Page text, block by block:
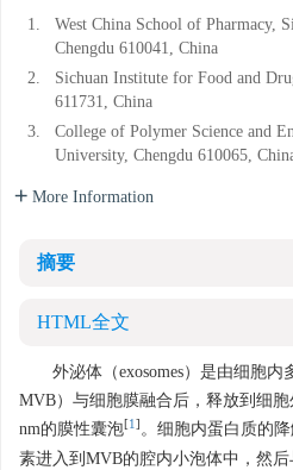
1.
West China School of Pharmacy,
Chengdu 610041, China
2.
Sichuan Institute for Food and
611731, China
3.
College of Polymer Science and
University, Chengdu 610065,
More Information
摘要
HTML全文
外泌体（exosomes）是由细胞内
MVB）与细胞膜融合后，释放到细
nm的膜性囊泡[1] 。细胞内蛋白质的
素进入到MVB的腔内小泡体中，然